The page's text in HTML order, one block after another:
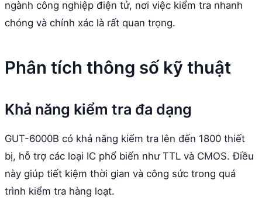
ngành công nghiệp điện tử, nơi việc kiểm tra nhanh
chóng và chính xác là rất quan trọng.
Phân tích thông số kỹ thuật
Khả năng kiểm tra đa dạng
GUT-6000B có khả năng kiểm tra lên đến 1800 thiết
bị, hỗ trợ các loại IC phổ biến như TTL và CMOS. Điều
này giúp tiết kiệm thời gian và công sức trong quá
trình kiểm tra hàng loạt.